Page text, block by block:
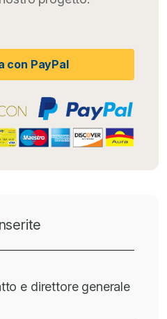
con PayPal
e direttore generale